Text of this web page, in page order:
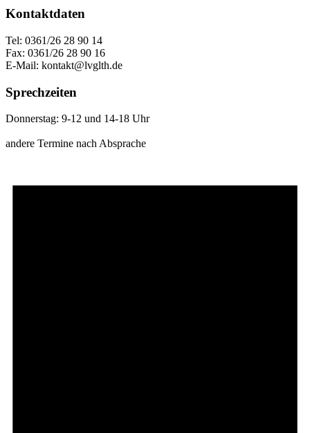
Kontaktdaten
Tel: 0361/26 28 90 14
Fax: 0361/26 28 90 16
E-Mail: kontakt@lvglth.de
Sprechzeiten
Donnerstag: 9-12 und 14-18 Uhr
andere Termine nach Absprache